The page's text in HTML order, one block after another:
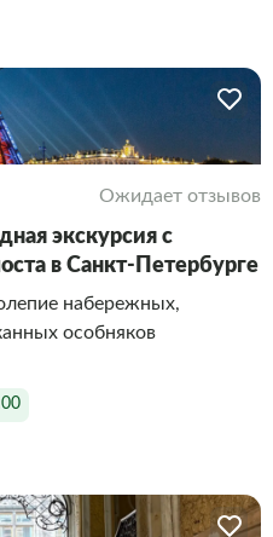
Ожидает отзывов
экскурсия с
в Санкт-Петербурге
набережных,
особняков